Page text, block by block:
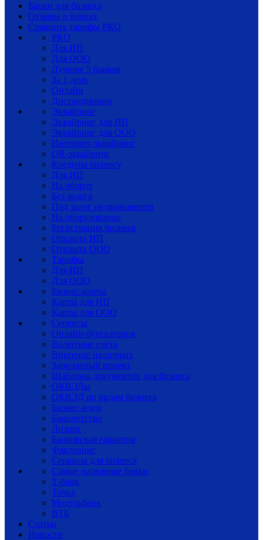
Банки для бизнеса
Отзывы о банках
Сравнить тарифы РКО
РКО
Для ИП
Для ООО
Лучшие 5 банков
За 1 день
Онлайн
Дистанционно
Эквайринг
Эквайринг для ИП
Эквайринг для ООО
Интернет-эквайринг
QR-эквайринг
Кредиты бизнесу
Для ИП
На оборот
Без залога
Под залог недвижимости
На оборудование
Регистрация бизнеса
Открыть ИП
Открыть ООО
Тарифы
Для ИП
Для ООО
Бизнес-карты
Карты для ИП
Карты для ООО
Сервисы
Онлайн-бухгалтерия
Валютные счета
Внесение наличных
Зарплатный проект
Шаблоны документов для бизнеса
ОКВЭДы
ОКВЭД по видам бизнеса
Бизнес-идеи
Банкротство
Лизинг
Банковская гарантия
Факторинг
Сервисы для бизнеса
Самые надежные банки
Т-банк
Точка
Модульбанк
ВТБ
Статьи
Новости